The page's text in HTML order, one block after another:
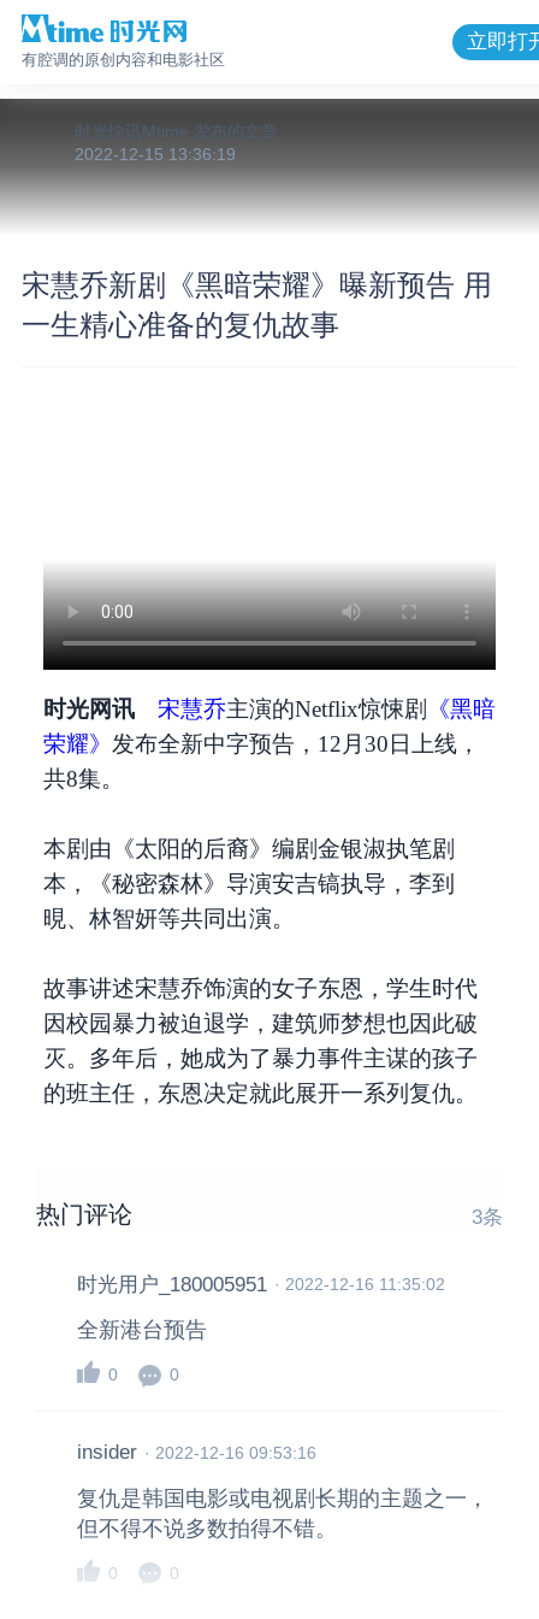
有腔调的原创内容和电影社区
立即打
时光快讯Mtime 发布的 文章
2022-12-15 13:36:19
宋慧乔新剧《黑暗荣耀》曝新预告 用
一生精心准备的复仇故事
时光网讯 宋慧乔主演的Netflix惊悚剧
《黑暗
荣耀》 发布全新中字预告，12月30日上线，
共8集。
本剧由《太阳的后裔》编剧金银淑执笔剧
本，《秘密森林》导演安吉镐执导，李到
晛、林智妍等共同出演。
故事讲述宋慧乔饰演的女子东恩，学生时代
因校园暴力被迫退学，建筑师梦想也因此破
灭。多年后，她成为了暴力事件主谋的孩子
的班主任，东恩决定就此展开一系列复仇。
热门评论 3条
时光用户_180005951 · 2022-12-16 11:35:02
全新港台预告
0 0
insider · 2022-12-16 09:53:16
复仇是韩国电影或电视剧长期的主题之一，
但不得不说多数拍得不错。
0 0